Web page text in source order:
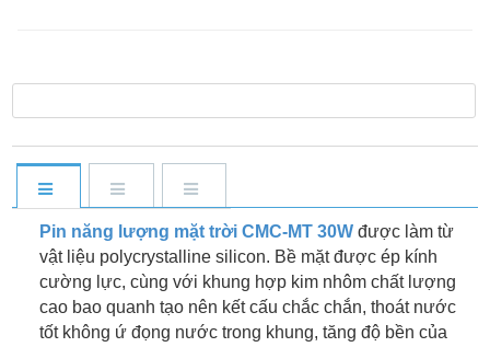
Pin năng lượng mặt trời CMC-MT 30W được làm từ
vật liệu polycrystalline silicon. Bề mặt được ép kính
cường lực, cùng với khung hợp kim nhôm chất lượng
cao bao quanh tạo nên kết cấu chắc chắn, thoát nước
tốt không ứ đọng nước trong khung, tăng độ bền của